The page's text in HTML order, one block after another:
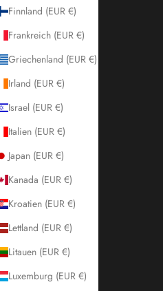
Finnland (EUR €)
Frankreich (EUR €)
Griechenland (EUR €)
Irland (EUR €)
Israel (EUR €)
Italien (EUR €)
Japan (EUR €)
Kanada (EUR €)
Kroatien (EUR €)
Lettland (EUR €)
Litauen (EUR €)
Luxemburg (EUR €)